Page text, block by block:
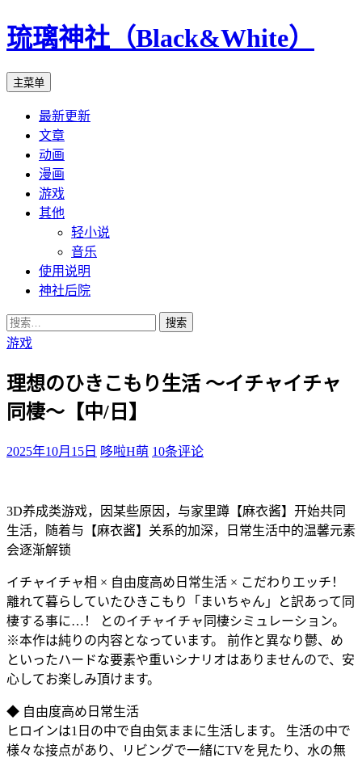
琉璃神社（Black&White）
搜
主菜单
正
文
最新更新
文章
动画
漫画
游戏
其他
轻小说
音乐
使用说明
神社后院
搜
索：
游戏
理想のひきこもり生活 ～イチャイチャ
同棲～【中/日】
2025年10月15日 哆啦H萌 10条评论
3D养成类游戏，因某些原因，与家里蹲【麻衣酱】开始共同
生活，随着与【麻衣酱】关系的加深，日常生活中的温馨元素
会逐渐解锁
イチャイチャ相 × 自由度高め日常生活 × こだわりエッチ！
離れて暮らしていたひきこもり「まいちゃん」と訳あって同
棲する事に…！ とのイチャイチャ同棲シミュレーション。
※本作は純りの内容となっています。 前作と異なり鬱、め
といったハードな要素や重いシナリオはありませんので、安
心してお楽しみ頂けます。
◆ 自由度高め日常生活
ヒロインは1日の中で自由気ままに生活します。 生活の中で
様々な接点があり、リビングで一緒にTVを見たり、水の無